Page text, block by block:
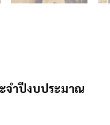
จำปีงบประมาณ